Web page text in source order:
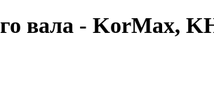
вала - KorMax,